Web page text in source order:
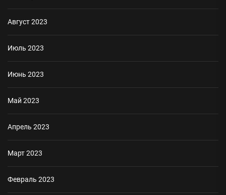
Август 2023
Июль 2023
Июнь 2023
Май 2023
Апрель 2023
Март 2023
Февраль 2023